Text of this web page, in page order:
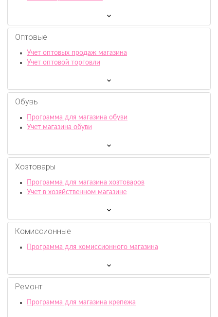
Оптовые
Учет оптовых продаж магазина
Учет оптовой торговли
Обувь
Программа для магазина обуви
Учет магазина обуви
Хозтовары
Программа для магазина хозтоваров
Учет в хозяйственном магазине
Комиссионныe
Программа для комиссионного магазина
Ремонт
Программа для магазина крепежа